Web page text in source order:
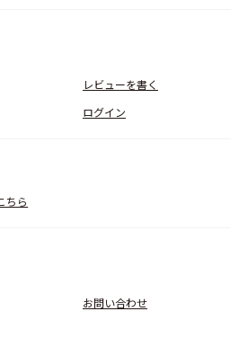
レビューを書く
ログイン
ちら
お問い合わせ